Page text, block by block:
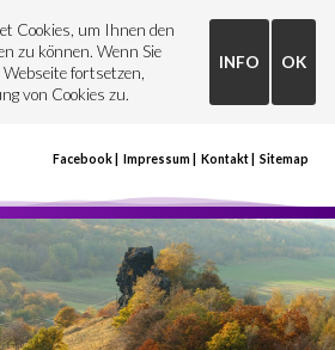
Cookies, um Ihnen den
zu können. Wenn Sie
fortsetzen,
von Cookies zu.
INFO OK
Facebook Impressum Kontakt Sitemap